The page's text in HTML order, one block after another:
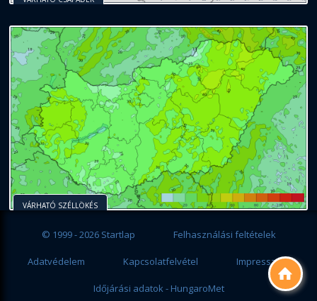

VÁRHATÓ SZÉLLÖKÉS
© 1999 - 2026 Startlap Felhasználási feltételek
Adatvédelem Kapcsolatfelvétel Impresszum
Időjárási adatok - HungaroMet